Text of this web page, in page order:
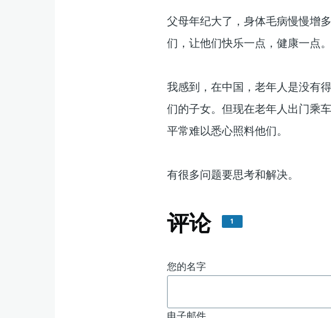
父母年纪大了，身体毛病慢慢增
们，让他们快乐一点，健康一点。
我感到，在中国，老年人是没有
们的子女。但现在老年人出门乘
平常难以悉心照料他们。
有很多问题要思考和解决。
评论 1
您的名字